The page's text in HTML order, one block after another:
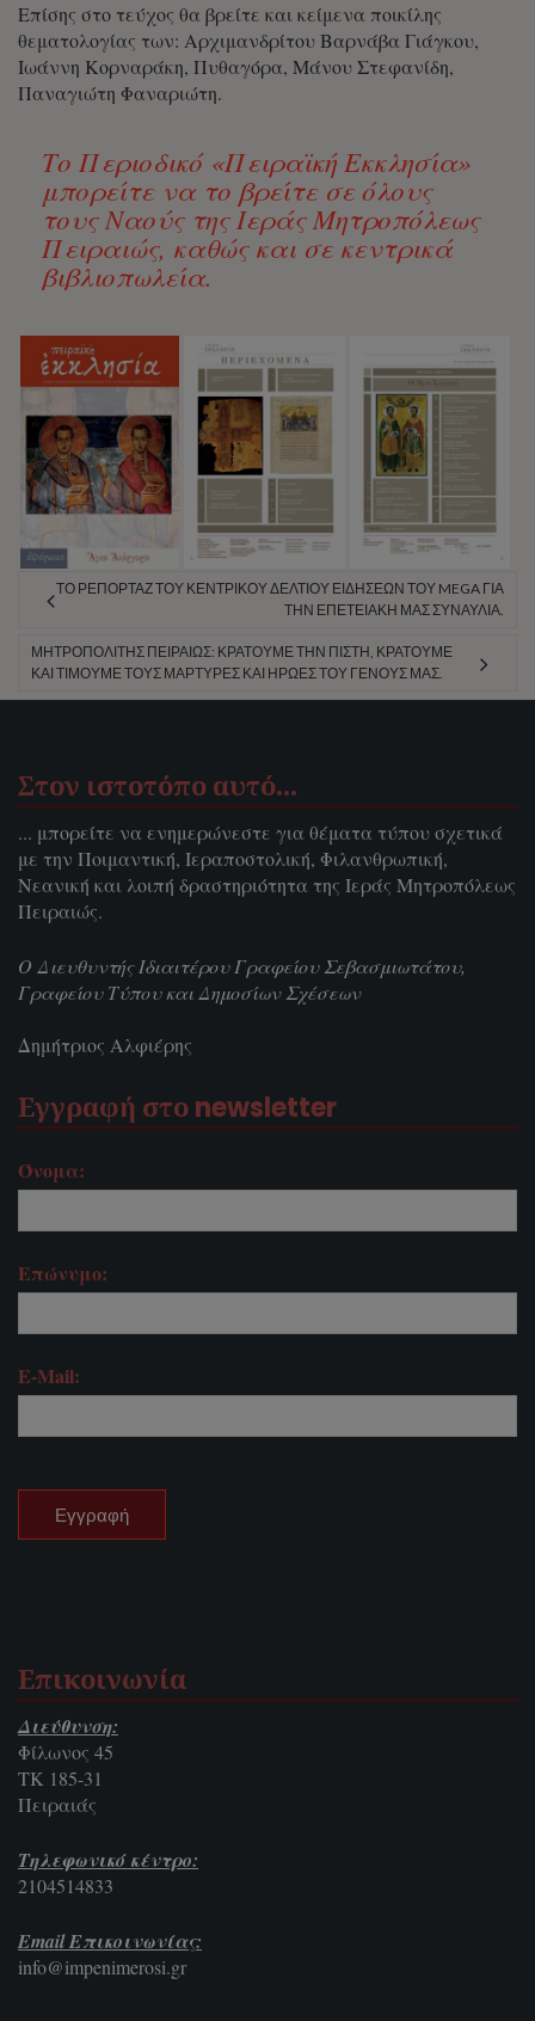
Επίσης στο τεύχος θα βρείτε και κείμενα ποικίλης
θεματολογίας των: Αρχιμανδρίτου Βαρνάβα Γιάγκου,
Ιωάννη Κορναράκη, Πυθαγόρα, Μάνου Στεφανίδη,
Παναγιώτη Φαναριώτη.
Το Περιοδικό «Πειραϊκή Εκκλησία»
μπορείτε να το βρείτε σε όλους
τους Ναούς της Ιεράς Μητροπόλεως
Πειραιώς, καθώς και σε κεντρικά
βιβλιοπωλεία.
ΤΟ ΡΕΠΟΡΤΆΖ ΤΟΥ ΚΕΝΤΡΙΚΟΎ ΔΕΛΤΊΟΥ ΕΙΔΉΣΕΩΝ ΤΟΥ MEGA ΓΙΑ
ΤΗΝ ΕΠΕΤΕΙΑΚΉ ΜΑΣ ΣΥΝΑΥΛΊΑ.
ΜΗΤΡΟΠΟΛΊΤΗΣ ΠΕΙΡΑΙΏΣ: ΚΡΑΤΟΎΜΕ ΤΗΝ ΠΊΣΤΗ, ΚΡΑΤΟΎΜΕ
ΚΑΙ ΤΙΜΟΎΜΕ ΤΟΥΣ ΜΆΡΤΥΡΕΣ ΚΑΙ ΉΡΩΕΣ ΤΟΥ ΓΈΝΟΥΣ ΜΑΣ.
Στον ιστοτόπο αυτό…
... μπορείτε να ενημερώνεστε για θέματα τύπου σχετικά
με την Ποιμαντική, Ιεραποστολική, Φιλανθρωπική,
Νεανική και λοιπή δραστηριότητα της Ιεράς Μητροπόλεως
Πειραιώς.
Ο Διευθυντής Ιδιαιτέρου Γραφείου Σεβασμιωτάτου,
Γραφείου Τύπου και Δημοσίων Σχέσεων
Δημήτριος Αλφιέρης
Εγγραφή στο newsletter
Όνομα:
Επώνυμο:
E-Mail:
Επικοινωνία
Διεύθυνση:
Φίλωνος 45
ΤΚ 185-31
Πειραιάς
Τηλεφωνικό κέντρο:
2104514833
Email Επικοινωνίας:
info@impenimerosi.gr